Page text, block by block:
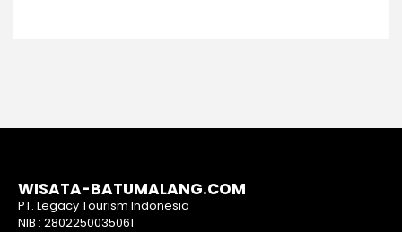
WISATA-BATUMALANG.COM
PT. Legacy Tourism Indonesia
NIB : 2802250035061